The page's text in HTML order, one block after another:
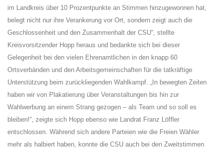
im Landkreis über 10 Prozentpunkte an Stimmen hinzugewonnen hat,
belegt nicht nur ihre Verankerung vor Ort, sondern zeigt auch die
Geschlossenheit und den Zusammenhalt der CSU“, stellte
Kreisvorsitzender Hopp heraus und bedankte sich bei dieser
Gelegenheit bei den vielen Ehrenamtlichen in den knapp 60
Ortsverbänden und den Arbeitsgemeinschaften für die tatkräftige
Unterstützung beim zurückliegenden Wahlkampf. „In bewegten Zeiten
haben wir von Plakatierung über Veranstaltungen bis hin zur
Wahlwerbung an einem Strang gezogen – als Team und so soll es
bleiben!“, zeigte sich Hopp ebenso wie Landrat Franz Löffler
entschlossen. Während sich andere Parteien wie die Freien Wähler
mehr als halbiert haben, konnte die CSU auch bei den Zweitstimmen